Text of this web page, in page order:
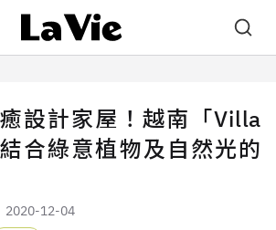
設計家屋！越南「Villa
合綠意植物及自然光的
2020-12-04